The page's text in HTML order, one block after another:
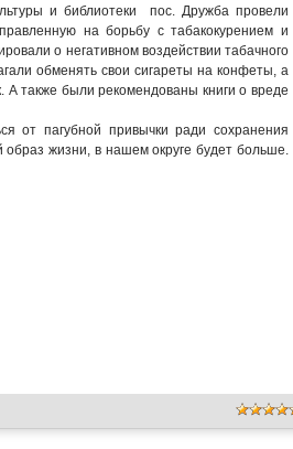
и библиотеки пос. Дружба провели
на борьбу с табакокурением и
о негативном воздействии табачного
обменять свои сигареты на конфеты, а
А также были рекомендованы книги о вреде
от пагубной привычки ради сохранения
жизни, в нашем округе будет больше.